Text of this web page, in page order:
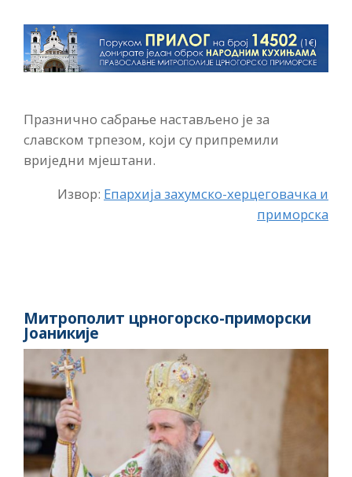
Празнично сабрање настављено је за
славском трпезом, који су припремили
вриједни мјештани.
Извор: Епархија захумско-херцеговачка и
приморска
Митрополит црногорско-приморски
Јоаникије